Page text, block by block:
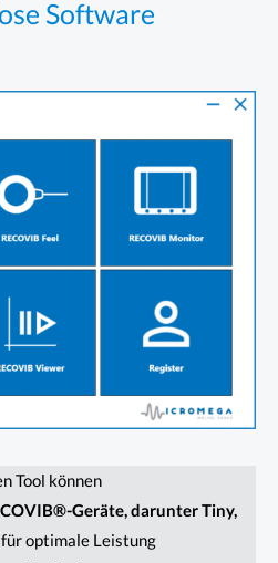
Software
Tool können
Geräte, darunter Tiny,
für optimale Leistung